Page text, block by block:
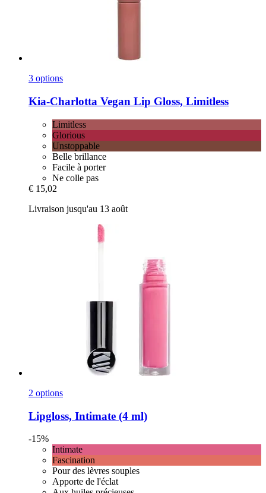
3 options
Kia-Charlotta Vegan Lip Gloss, Limitless
Limitless
Glorious
Unstoppable
Belle brillance
Facile à porter
Ne colle pas
€ 15,02
Livraison jusqu'au 13 août
2 options
Lipgloss, Intimate (4 ml)
-15%
Intimate
Fascination
Pour des lèvres souples
Apporte de l'éclat